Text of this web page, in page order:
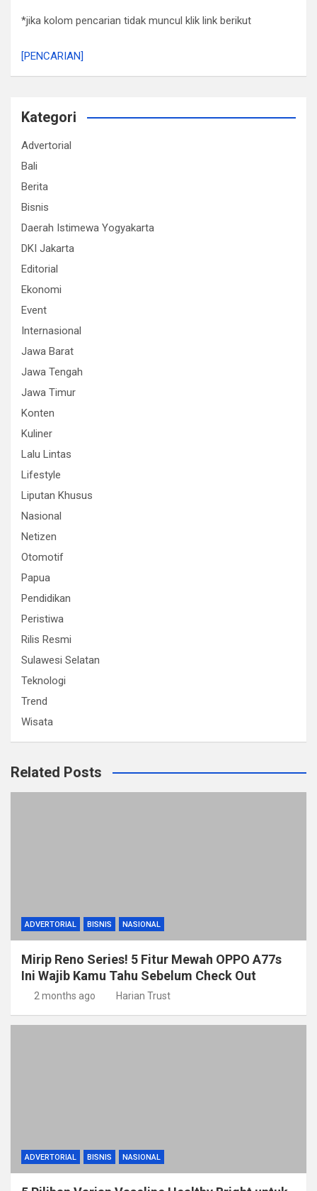
*jika kolom pencarian tidak muncul klik link berikut
[PENCARIAN]
Kategori
Advertorial
Bali
Berita
Bisnis
Daerah Istimewa Yogyakarta
DKI Jakarta
Editorial
Ekonomi
Event
Internasional
Jawa Barat
Jawa Tengah
Jawa Timur
Konten
Kuliner
Lalu Lintas
Lifestyle
Liputan Khusus
Nasional
Netizen
Otomotif
Papua
Pendidikan
Peristiwa
Rilis Resmi
Sulawesi Selatan
Teknologi
Trend
Wisata
Related Posts
ADVERTORIAL BISNIS NASIONAL
Mirip Reno Series! 5 Fitur Mewah OPPO A77s
Ini Wajib Kamu Tahu Sebelum Check Out
2 months ago Harian Trust
ADVERTORIAL BISNIS NASIONAL